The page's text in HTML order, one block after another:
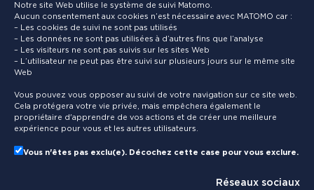
Notre site Web utilise le système de suivi Matomo.
Aucun consentement aux cookies n’est nécessaire avec MATOMO car :
– Les cookies de suivi ne sont pas utilisés
– Les données ne sont pas utilisées à d’autres fins que l’analyse
– Les visiteurs ne sont pas suivis sur les sites Web
– L’utilisateur ne peut pas être suivi sur plusieurs jours sur le même site
Web
Vous pouvez vous opposer au suivi de votre navigation sur ce site web.
Cela protégera votre vie privée, mais empêchera également le
propriétaire d'apprendre de vos actions et de créer une meilleure
expérience pour vous et les autres utilisateurs.
Vous n'êtes pas exclu(e). Décochez cette case pour vous exclure.
Réseaux sociaux